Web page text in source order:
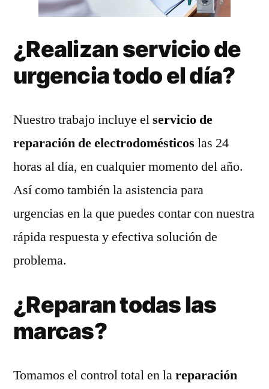
¿Realizan servicio de
urgencia todo el día?
Nuestro trabajo incluye elservicio de
reparación de electrodomésticos las 24
horas al día, en cualquier momento del año.
Así como también la asistencia para
urgencias en la que puedes contar con nuestra
rápida respuesta y efectiva solución de
problema.
¿Reparan todas las
marcas?
Tomamos el control total en lareparación